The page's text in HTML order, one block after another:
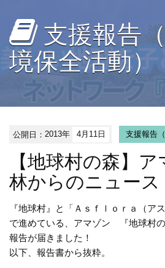
支援報告
境保全活動）
公開日：2013年 4月11日 支援報告
【地球村の森】
林からのニュース
『地球村』と「Ａｓｆｌｏｒａ（ア
で進めている、アマゾン 『地球村
報告が届きました！
以下、報告書から抜粋。